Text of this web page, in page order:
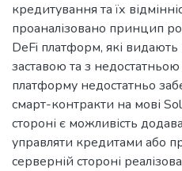
кредитування та їх
проаналізовано принцип
DeFi платформ, які
заставою та з
платформу недостатньо
смарт-контракти на мові
стороні є можливість
управляти кредитами або
серверній стороні